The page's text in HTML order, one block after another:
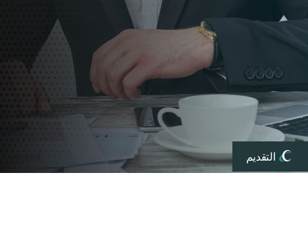
التقديم